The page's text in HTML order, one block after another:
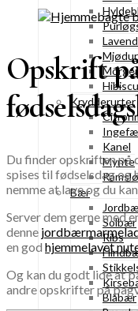
Krydderurter
Kanel
Mynte
Bær
Solbær
Ribs
Blåbær
Opskrift
Du finder opskriften på
spises til fødselsdag og
nemme at lave og du
Server dem gerne med
denne
en god hjemmelavet
Og kan du godt lide at
andre opskrifter på